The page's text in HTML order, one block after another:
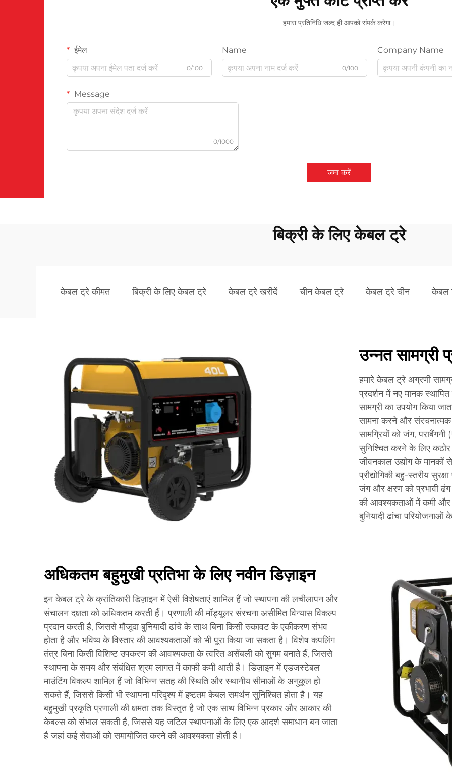
हमारा प्रतिनिधि जल्द ही आपको संपर्क करेगा।
ईमेल
0/100
Name
0/100
Company Name
Message
0/1000
जमा करें
बिक्री के लिए केबल ट्रे
केबल ट्रे कीमत बिक्री के लिए केबल ट्रे केबल ट्रे खरीदें चीन केबल ट्रे केबल ट्रे चीन केबल
उन्नत सामग्री
हमारे केबल ट्रे अग्रणी
प्रदर्शन में नए मानक
सामग्री का उपयोग किया
सामना करने और
सामग्रियों को जंग,
सुनिश्चित करने के लिए कठोर
जीवनकाल उद्योग के मानकों
प्रौद्योगिकी बहु-स्तरीय
जंग और क्षरण को प्रभावी
की आवश्यकताओं में कमी और
बुनियादी ढांचा
अधिकतम बहुमुखी प्रतिभा के लिए नवीन डिज़ाइन
इन केबल ट्रे के क्रांतिकारी डिज़ाइन में ऐसी विशेषताएं शामिल हैं जो स्थापना की लचीलापन और
संचालन दक्षता को अधिकतम करती हैं। प्रणाली की मॉड्यूलर संरचना असीमित विन्यास विकल्प
प्रदान करती है, जिससे मौजूदा बुनियादी ढांचे के साथ बिना किसी रुकावट के एकीकरण संभव
होता है और भविष्य के विस्तार की आवश्यकताओं को भी पूरा किया जा सकता है। विशेष कपलिंग
तंत्र बिना किसी विशिष्ट उपकरण की आवश्यकता के त्वरित असेंबली को सुगम बनाते हैं, जिससे
स्थापना के समय और संबंधित श्रम लागत में काफी कमी आती है। डिज़ाइन में एडजस्टेबल
माउंटिंग विकल्प शामिल हैं जो विभिन्न सतह की स्थिति और स्थानीय सीमाओं के अनुकूल हो
सकते हैं, जिससे किसी भी स्थापना परिदृश्य में इष्टतम केबल समर्थन सुनिश्चित होता है। यह
बहुमुखी प्रकृति प्रणाली की क्षमता तक विस्तृत है जो एक साथ विभिन्न प्रकार और आकार की
केबल्स को संभाल सकती है, जिससे यह जटिल स्थापनाओं के लिए एक आदर्श समाधान बन जाता
है जहां कई सेवाओं को समायोजित करने की आवश्यकता होती है।